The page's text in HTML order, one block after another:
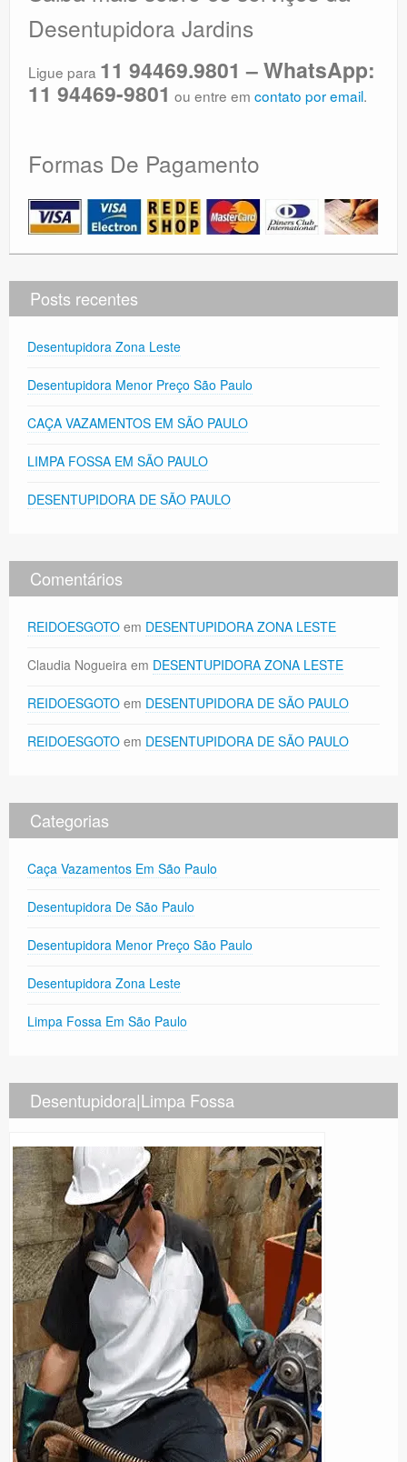
Desentupidora Jardins
Ligue para 11 94469.9801 – WhatsApp:
11 94469-9801 ou entre em contato por email.
Formas De Pagamento
Posts recentes
Desentupidora Zona Leste
Desentupidora Menor Preço São Paulo
CAÇA VAZAMENTOS EM SÃO PAULO
LIMPA FOSSA EM SÃO PAULO
DESENTUPIDORA DE SÃO PAULO
Comentários
REIDOESGOTO em DESENTUPIDORA ZONA LESTE
Claudia Nogueira em DESENTUPIDORA ZONA LESTE
REIDOESGOTO em DESENTUPIDORA DE SÃO PAULO
REIDOESGOTO em DESENTUPIDORA DE SÃO PAULO
Categorias
Caça Vazamentos Em São Paulo
Desentupidora De São Paulo
Desentupidora Menor Preço São Paulo
Desentupidora Zona Leste
Limpa Fossa Em São Paulo
Desentupidora|Limpa Fossa